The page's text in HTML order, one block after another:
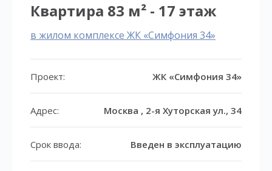
Квартира 83 м² - 17 этаж
в жилом комплексе ЖК «Симфония 34»
Проект: ЖК «Симфония 34»
Адрес: Москва , 2-я Хуторская ул., 34
Срок ввода: Введен в эксплуатацию